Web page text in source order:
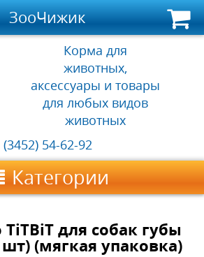
ЗооЧижик
Корма для
животных,
аксессуары и товары
для любых видов
животных
(3452) 54-62-92
Категории
для собак губы
(мягкая упаковка)